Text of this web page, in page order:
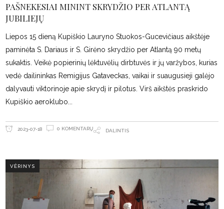
PAŠNEKESIAI MININT SKRYDŽIO PER ATLANTĄ
JUBILIEJŲ
Liepos 15 dieną Kupiškio Lauryno Stuokos-Gucevičiaus aikštėje
paminėta S. Dariaus ir S. Girėno skrydžio per Atlantą 90 metų
sukaktis. Veikė popierinių lėktuvėlių dirbtuvės ir jų varžybos, kurias
vedė dailininkas Remigijus Gataveckas, vaikai ir suaugusieji galėjo
dalyvauti viktorinoje apie skrydį ir pilotus. Virš aikštės praskrido
Kupiškio aeroklubo
2023-07-18 0 KOMENTARŲ DALINTIS
VĖRINYS